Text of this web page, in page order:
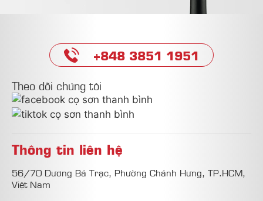
+848 3851 1951
Theo dõi chúng tôi
Thông tin liên hệ
56/70 Dương Bá Trạc, Phường Chánh Hưng, TP.HCM,
Việt Nam